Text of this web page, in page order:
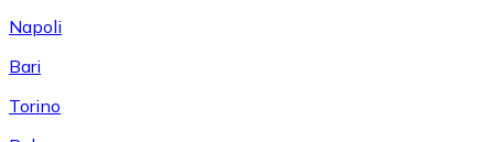
Napoli
Bari
Torino